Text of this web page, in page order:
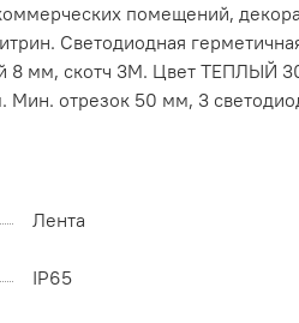
помещений,
Светодиодная
мм, скотч 3M. Цвет ТЕПЛЫЙ
отрезок 50 мм, 3
Лента
IP65